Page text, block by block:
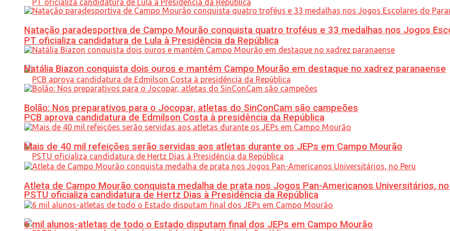
PT oficializa candidatura de Lula à Presidência da República
PCB aprova candidatura de Edmilson Costa à presidência da República
PSTU oficializa candidatura de Hertz Dias à Presidência da República
Natação paradesportiva de Campo Mourão conquista quatro troféus e 33 medalhas nos Jogos
Natália Biazon conquista dois ouros e mantém Campo Mourão em destaque no xadrez paranaense
Bolão: Nos preparativos para o Jocopar, atletas do SinConCam são campeões
Mais de 40 mil refeições serão servidas aos atletas durante os JEPs em Campo Mourão
Atleta de Campo Mourão conquista medalha de prata nos Jogos Pan-Americanos Universitários,
6 mil alunos-atletas de todo o Estado disputam final dos JEPs em Campo Mourão